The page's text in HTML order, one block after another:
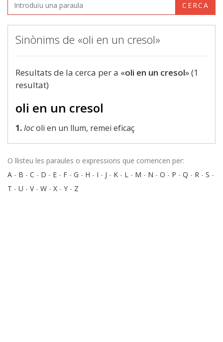
CERCA
Sinònims de «oli en un cresol»
Resultats de la cerca per a «oli en un cresol» (1
resultat)
oli en un cresol
1.locoli en un llum, remei eficaç
O llisteu les paraules o expressions que comencen per:
A - B - C - D - E - F - G - H - I - J - K - L - M - N - O - P - Q - R - S -
T - U - V- W - X - Y - Z